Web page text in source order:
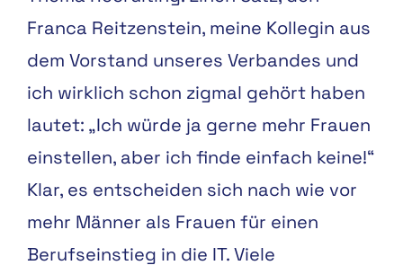
Franca Reitzenstein, meine Kollegin aus
dem Vorstand unseres Verbandes und
ich wirklich schon zigmal gehört haben
lautet: „Ich würde ja gerne mehr Frauen
einstellen, aber ich finde einfach keine!“
Klar, es entscheiden sich nach wie vor
mehr Männer als Frauen für einen
Berufseinstieg in die IT. Viele